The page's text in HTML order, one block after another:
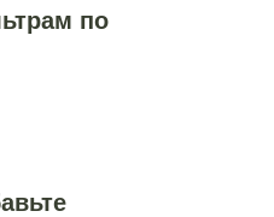
по